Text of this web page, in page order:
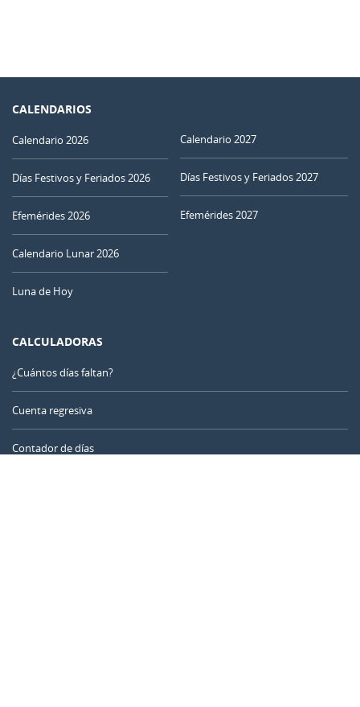
CALENDARIOS
Calendario 2026
Días Festivos y Feriados 2026
Efemérides 2026
Calendario Lunar 2026
Luna de Hoy
Calendario 2027
Días Festivos y Feriados 2027
Efemérides 2027
CALCULADORAS
¿Cuántos días faltan?
Cuenta regresiva
Contador de días